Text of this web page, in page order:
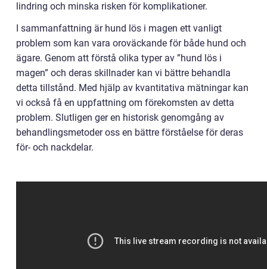
lindring och minska risken för komplikationer.
I sammanfattning är hund lös i magen ett vanligt
problem som kan vara oroväckande för både hund och
ägare. Genom att förstå olika typer av ”hund lös i
magen” och deras skillnader kan vi bättre behandla
detta tillstånd. Med hjälp av kvantitativa mätningar kan
vi också få en uppfattning om förekomsten av detta
problem. Slutligen ger en historisk genomgång av
behandlingsmetoder oss en bättre förståelse för deras
för- och nackdelar.